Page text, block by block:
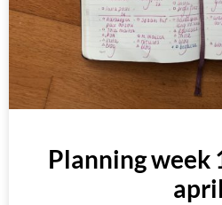
Planning week
april